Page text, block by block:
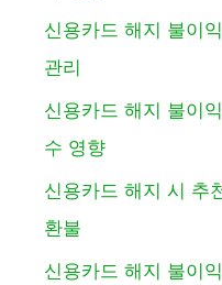
신용카드 해지 불이
관리
신용카드 해지 불이
수 영향
신용카드 해지 시 추
환불
신용카드 해지 불이